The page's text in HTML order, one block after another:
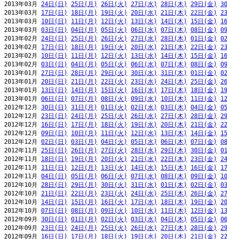
2013年03月 24日(日) 25日(月) 26日(火) 27日(水) 28日(木) 29日(金)
2013年03月 17日(日) 18日(月) 19日(火) 20日(水) 21日(木) 22日(金)
2013年03月 10日(日) 11日(月) 12日(火) 13日(水) 14日(木) 15日(金)
2013年03月 03日(日) 04日(月) 05日(火) 06日(水) 07日(木) 08日(金)
2013年02月 24日(日) 25日(月) 26日(火) 27日(水) 28日(木) 01日(金)
2013年02月 17日(日) 18日(月) 19日(火) 20日(水) 21日(木) 22日(金)
2013年02月 10日(日) 11日(月) 12日(火) 13日(水) 14日(木) 15日(金)
2013年02月 03日(日) 04日(月) 05日(火) 06日(水) 07日(木) 08日(金)
2013年01月 27日(日) 28日(月) 29日(火) 30日(水) 31日(木) 01日(金)
2013年01月 20日(日) 21日(月) 22日(火) 23日(水) 24日(木) 25日(金)
2013年01月 13日(日) 14日(月) 15日(火) 16日(水) 17日(木) 18日(金)
2013年01月 06日(日) 07日(月) 08日(火) 09日(水) 10日(木) 11日(金)
2012年12月 30日(日) 31日(月) 01日(火) 02日(水) 03日(木) 04日(金)
2012年12月 23日(日) 24日(月) 25日(火) 26日(水) 27日(木) 28日(金)
2012年12月 16日(日) 17日(月) 18日(火) 19日(水) 20日(木) 21日(金)
2012年12月 09日(日) 10日(月) 11日(火) 12日(水) 13日(木) 14日(金)
2012年12月 02日(日) 03日(月) 04日(火) 05日(水) 06日(木) 07日(金)
2012年11月 25日(日) 26日(月) 27日(火) 28日(水) 29日(木) 30日(金)
2012年11月 18日(日) 19日(月) 20日(火) 21日(水) 22日(木) 23日(金)
2012年11月 11日(日) 12日(月) 13日(火) 14日(水) 15日(木) 16日(金)
2012年11月 04日(日) 05日(月) 06日(火) 07日(水) 08日(木) 09日(金)
2012年10月 28日(日) 29日(月) 30日(火) 31日(水) 01日(木) 02日(金)
2012年10月 21日(日) 22日(月) 23日(火) 24日(水) 25日(木) 26日(金)
2012年10月 14日(日) 15日(月) 16日(火) 17日(水) 18日(木) 19日(金)
2012年10月 07日(日) 08日(月) 09日(火) 10日(水) 11日(木) 12日(金)
2012年09月 30日(日) 01日(月) 02日(火) 03日(水) 04日(木) 05日(金)
2012年09月 23日(日) 24日(月) 25日(火) 26日(水) 27日(木) 28日(金)
2012年09月 16日(日) 17日(月) 18日(火) 19日(水) 20日(木) 21日(金)